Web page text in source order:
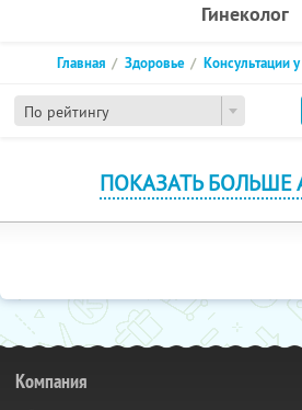
Гинеколог
По рейтингу
Главная Здоровье Консультации
ПОКАЗАТЬ БОЛЬШЕ
Компания